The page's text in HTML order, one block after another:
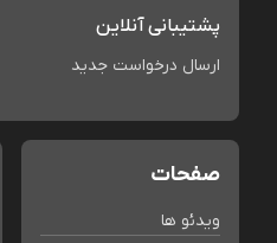
پشتیبانی آنلاین
ارسال درخواست جدید
صفحات
ویدئو ها